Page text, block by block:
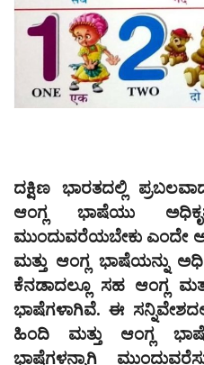
ಪುರವಣಿ
ಮಲ್ಟಿ ಮೀಡಿಯಾ
ದಕ್ಷಿಣ ಭಾರತದಲ್ಲಿ
ಆಂಗ್ಲ ಭಾಷೆಯು
ಮುಂದುವರೆಯಬೇಕು ಎಂದೇ
ಮತ್ತು ಆಂಗ್ಲ ಭಾಷೆಯನ್ನು
ಕೆನಡಾದಲ್ಲೂ ಸಹ ಆಂಗ್ಲ
ಭಾಷೆಗಳಾಗಿವೆ. ಈ
ಹಿಂದಿ ಮತ್ತು ಆಂಗ್ಲ
ಭಾಷೆಗಳನ್ನಾಗಿ